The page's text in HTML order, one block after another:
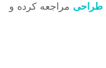
طراحی مراجعه کرده و